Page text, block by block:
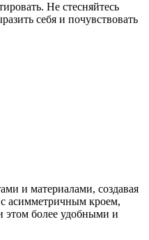
Не стесняйтесь
себя и почувствовать
и материалами, создавая
асимметричным кроем,
этом более удобными и